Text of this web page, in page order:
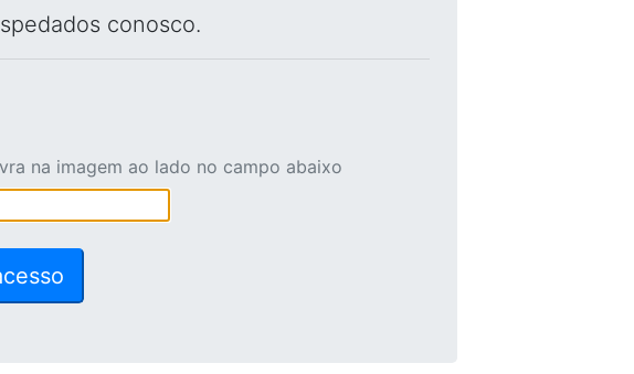
conosco.
na imagem ao lado no campo abaixo